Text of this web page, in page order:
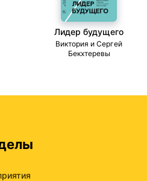
Лидер будущего
Виктория и Сергей
Бекхтеревы